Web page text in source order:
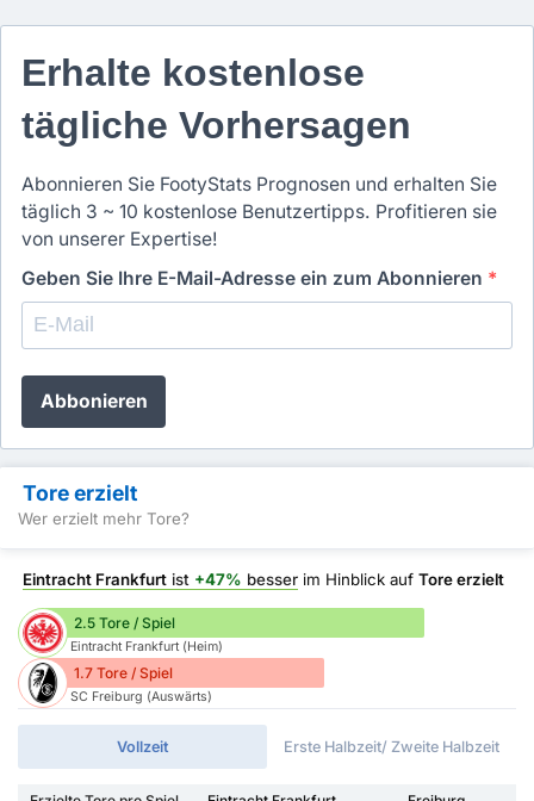
Erhalte kostenlose
tägliche Vorhersagen
Abonnieren Sie FootyStats Prognosen und erhalten Sie
täglich 3 ~ 10 kostenlose Benutzertipps. Profitieren sie
von unserer Expertise!
Geben Sie Ihre E-Mail-Adresse ein zum Abonnieren *
Abbonieren
Tore erzielt
Wer erzielt mehr Tore?
Eintracht Frankfurt ist +47% besser im Hinblick auf Tore erzielt
2.5 Tore / Spiel
Eintracht Frankfurt (Heim)
1.7 Tore / Spiel
SC Freiburg (Auswärts)
Vollzeit Erste Halbzeit/ Zweite Halbzeit